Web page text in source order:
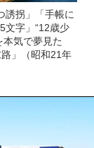
誘拐」「手帳に
文字」“12歳少
本気で夢見た
路」（昭和21年